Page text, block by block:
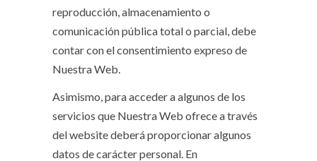
reproducción, almacenamiento o
comunicación pública total o parcial, debe
contar con el consentimiento expreso de
Nuestra Web.
Asimismo, para acceder a algunos de los
servicios que Nuestra Web ofrece a través
del website deberá proporcionar algunos
datos de carácter personal. En